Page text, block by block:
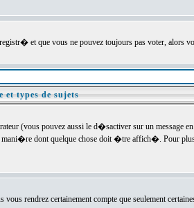
et que vous ne pouvez toujours pas voter, alors
et types de sujets
(vous pouvez aussi le d�sactiver sur un message
dont quelque chose doit �tre affich�. Pour
rendrez certainement compte que seulement